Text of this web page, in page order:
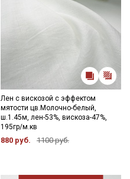
Лен с вискозой с эффектом
мятости цв.Молочно-белый,
ш.1.45м, лен-53%, вискоза-47%,
195гр/м.кв
880 руб. 1100 руб.